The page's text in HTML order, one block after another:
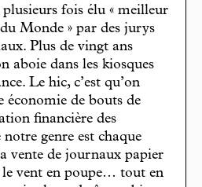
fois élu « meilleur
Monde » par des jurys
Plus de vingt ans
aboie dans les kiosques
Le hic, c’est qu’on
économie de bouts de
financière des
genre est chaque
vente de journaux papier
le vent en poupe… tout en